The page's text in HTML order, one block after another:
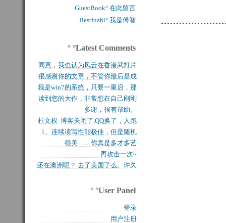
GuestBook° 在此留言
Bestfuzhi° 我是傅智
° °Latest Comments
同意，我也认为风云在香港武打片
历史上是绝无仅有的，...
很感谢你的文章，不管你最后是成
功还是失败，能让后来...
我是win7的系统，只要一重启，那
块MFT盘就无法...
读到您的大作，非常想在自己刚刚
买的固态硬盘上试试，...
多谢，很有帮助。
杜文权 博客关闭了,QQ换了，人跑
了 新的QQ...
1、连续读写性能极佳，但是随机
写入性能极差（这对于...
很美……你真是多才多艺
再攻击一次~
还在澳洲呢？ 去了美国了么。许久
° °User Panel
登录
用户注册